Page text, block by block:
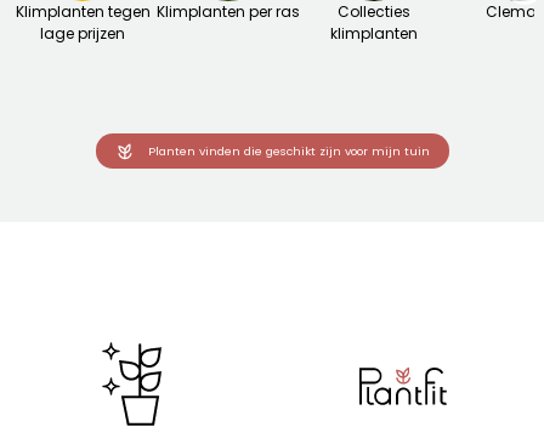
Klimplanten tegen
lage prijzen
Klimplanten per ras
Collecties
klimplanten
Planten vinden die geschikt zijn voor mijn tuin